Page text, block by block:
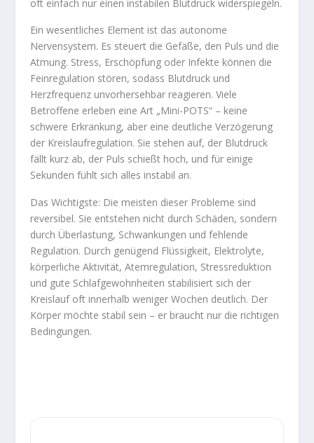
oft einfach nur einen instabilen Blutdruck widerspiegeln.
Ein wesentliches Element ist das autonome
Nervensystem. Es steuert die Gefäße, den Puls und die
Atmung. Stress, Erschöpfung oder Infekte können die
Feinregulation stören, sodass Blutdruck und
Herzfrequenz unvorhersehbar reagieren. Viele
Betroffene erleben eine Art „Mini-POTS“ – keine
schwere Erkrankung, aber eine deutliche Verzögerung
der Kreislaufregulation. Sie stehen auf, der Blutdruck
fällt kurz ab, der Puls schießt hoch, und für einige
Sekunden fühlt sich alles instabil an.
Das Wichtigste: Die meisten dieser Probleme sind
reversibel. Sie entstehen nicht durch Schäden, sondern
durch Überlastung, Schwankungen und fehlende
Regulation. Durch genügend Flüssigkeit, Elektrolyte,
körperliche Aktivität, Atemregulation, Stressreduktion
und gute Schlafgewohnheiten stabilisiert sich der
Kreislauf oft innerhalb weniger Wochen deutlich. Der
Körper möchte stabil sein – er braucht nur die richtigen
Bedingungen.